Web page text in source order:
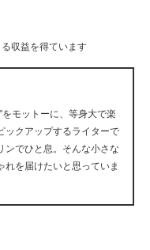
収益を得ています
モットーに、等身大で楽
ックアップするライターで
ンでひと息。そんな小さな
れを届けたいと思っていま